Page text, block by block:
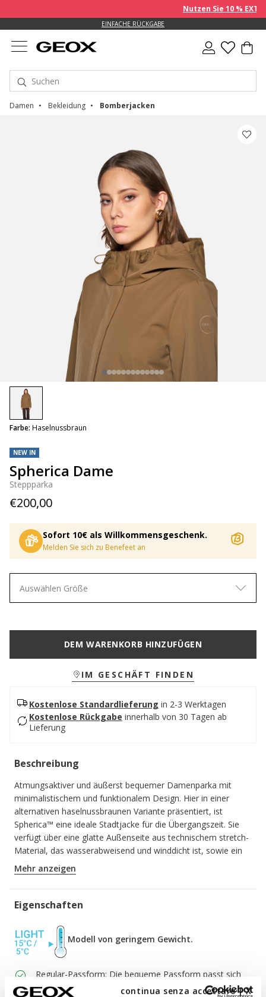
continua senza accettare | X
Nutzen Sie 10 %
EINFACHE RÜCKGABE
Damen Bekleidung Bomberjacken
NEW IN
Spherica Dame
Steppparka
€200,00
Sofort 10€ als Willkommensgeschenk.
Melden Sie sich zu Benefeet an
Farbe: Haselnussbraun
selected
Auswählen Größe
DEM WARENKORB HINZUFÜGEN
IM GESCHÄFT FINDEN
Kostenlose Standardlieferung in 2-3 Werktagen
Kostenlose Rückgabe innerhalb von 30 Tagen ab
Lieferung
Beschreibung
Atmungsaktiver und äußerst bequemer Damenparka mit
minimalistischem und funktionalem Design. Hier in einer
alternativen haselnussbraunen Variante präsentiert, ist
Spherica™ eine ideale Stadtjacke für die Übergangszeit. Sie
verfügt über eine glatte Außenseite aus technischem stretch-
Material, das wasserabweisend und winddicht ist, sowie ein
bedrucktes Futter aus recyceltem Stoff.
PRODUKTCODE:
Mehr anzeigen
Eigenschaften
Modell von geringem Gewicht.
Regular-Passform: Die bequeme Passform passt sich
dem Körper an